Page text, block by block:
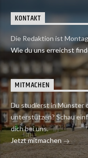
KONTAKT
Die Redaktion ist
Wie du uns erreichst
MITMACHEN
Du studierst in Münster
unterstützen? Schau
dich bei uns.
Jetzt mitmachen